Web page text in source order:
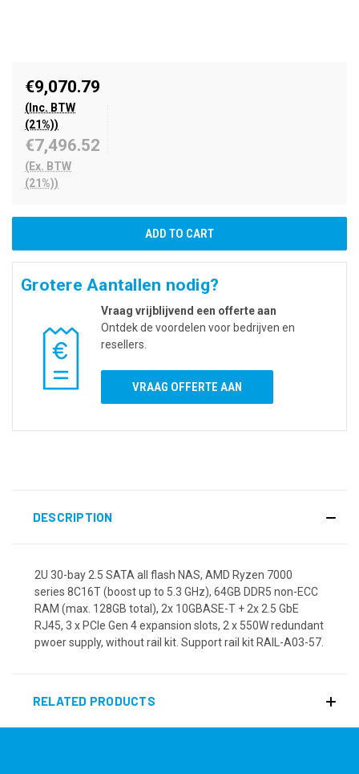
€9,070.79
(Inc. BTW
(21%))
€7,496.52
(Ex. BTW
(21%))
Grotere Aantallen nodig?
Vraag vrijblijvend een offerte aan
Ontdek de voordelen voor bedrijven en
resellers.
VRAAG OFFERTE AAN
DESCRIPTION
2U 30-bay 2.5 SATA all flash NAS, AMD Ryzen 7000
series 8C16T (boost up to 5.3 GHz), 64GB DDR5 non-ECC
RAM (max. 128GB total), 2x 10GBASE-T + 2x 2.5 GbE
RJ45, 3 x PCIe Gen 4 expansion slots, 2 x 550W redundant
pwoer supply, without rail kit. Support rail kit RAIL-A03-57.
RELATED PRODUCTS